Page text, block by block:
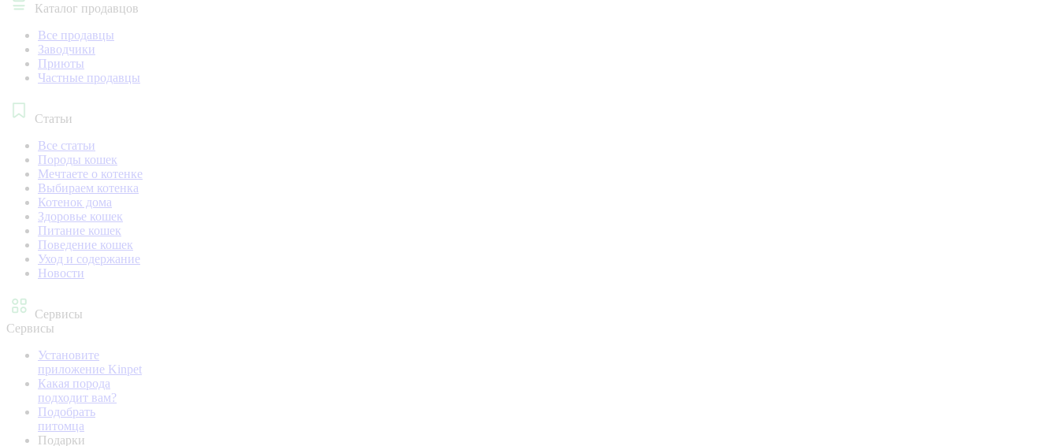
Каталог продавцов
Все продавцы
Заводчики
Приюты
Частные продавцы
Статьи
Все статьи
Породы кошек
Мечтаете о котенке
Выбираем котенка
Котенок дома
Здоровье кошек
Питание кошек
Поведение кошек
Уход и содержание
Новости
Сервисы
Сервисы
Установите
приложение Kinpet
Какая порода
подходит вам?
Подобрать
питомца
Подарки